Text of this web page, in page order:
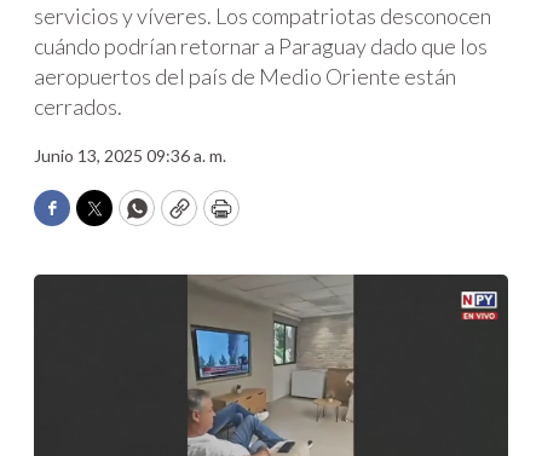
servicios y víveres. Los compatriotas desconocen
cuándo podrían retornar a Paraguay dado que los
aeropuertos del país de Medio Oriente están
cerrados.
Junio 13, 2025 09:36 a. m.
Facebook
TwitterWhatsApp
CopyPrint